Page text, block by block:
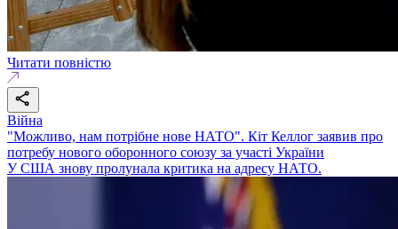
Читати повністю
Війна
"Можливо, нам потрібне нове НАТО". Кіт Келлог заявив про
потребу нового оборонного союзу за участі України
У США знову пролунала критика на адресу НАТО.